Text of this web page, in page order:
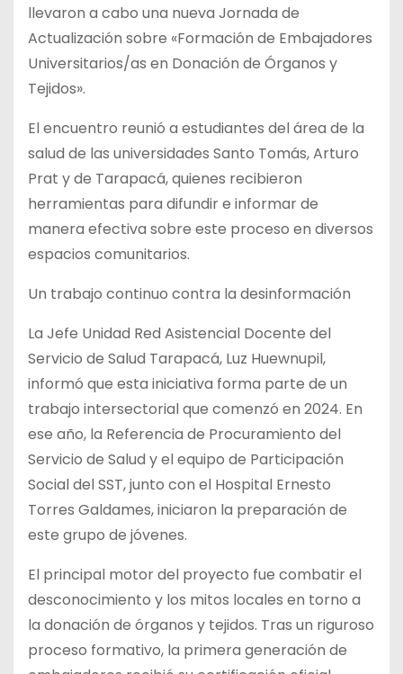
llevaron a cabo una nueva Jornada de
Actualización sobre «Formación de Embajadores
Universitarios/as en Donación de Órganos y
Tejidos».
El encuentro reunió a estudiantes del área de la
salud de las universidades Santo Tomás, Arturo
Prat y de Tarapacá, quienes recibieron
herramientas para difundir e informar de
manera efectiva sobre este proceso en diversos
espacios comunitarios.
Un trabajo continuo contra la desinformación
La Jefe Unidad Red Asistencial Docente del
Servicio de Salud Tarapacá, Luz Huewnupil,
informó que esta iniciativa forma parte de un
trabajo intersectorial que comenzó en 2024. En
ese año, la Referencia de Procuramiento del
Servicio de Salud y el equipo de Participación
Social del SST, junto con el Hospital Ernesto
Torres Galdames, iniciaron la preparación de
este grupo de jóvenes.
El principal motor del proyecto fue combatir el
desconocimiento y los mitos locales en torno a
la donación de órganos y tejidos. Tras un riguroso
proceso formativo, la primera generación de